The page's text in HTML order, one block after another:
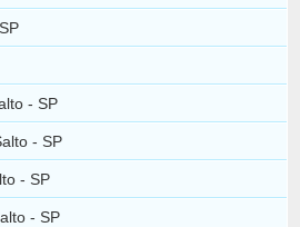
- SP
- SP
- SP
- SP